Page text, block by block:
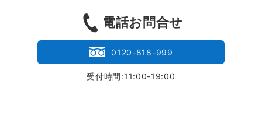
電話お問合せ
0120-818-999
受付時間:11:00-19:00